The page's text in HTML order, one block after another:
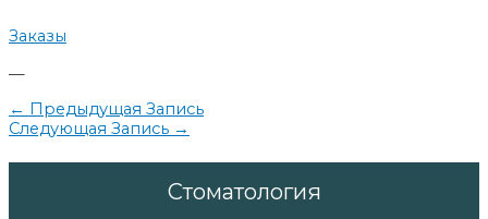
Заказы
—
Навигация
по
← Предыдущая Запись
Следующая Запись →
Стоматология